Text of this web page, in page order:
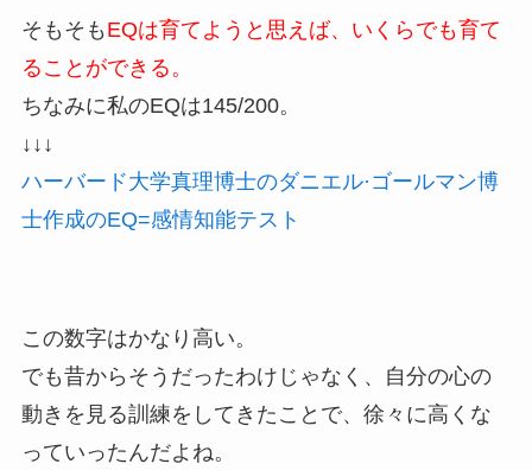
そもそも EQは育てようと思えば、いくらでも育て
ることができる。
ちなみに私のEQは145/200。
↓↓↓
ハーバード大学真理博士のダニエル·ゴールマン博
士作成のEQ=感情知能テスト
この数字はかなり高い。
でも昔からそうだったわけじゃなく、自分の心の
動きを見る訓練をしてきたことで、徐々に高くな
っていったんだよね。